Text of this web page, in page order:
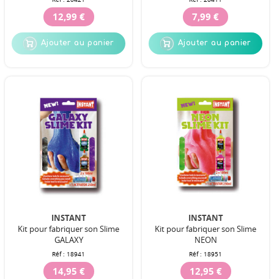
12,99 €
Ajouter au panier
7,99 €
Ajouter au panier
INSTANT
Kit pour fabriquer son Slime
GALAXY
Réf : 18941
14,95 €
INSTANT
Kit pour fabriquer son Slime
NEON
Réf : 18951
12,95 €